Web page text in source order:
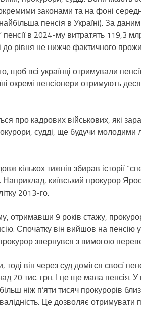
законами та на фоні
пенсія в Україні). За
пенсії в 2024-му витратять 119,3
до рівня не нижче фактичного
щоб всі українці отримували
окремі пенсіонери отримують
про кадрових військових, які
судді, ще будучи
кількох тижнів збирав історії
київський прокурор
2013-го.
отримавши 9 років стажу,
Спочатку він вийшов на пенсію
звернувся з вимогою
він через суд домігся своєї
20 тис. грн. І це ще мала пенсія.
ніж п’яти тисяч прокурорів
Це дозволяє отримувати